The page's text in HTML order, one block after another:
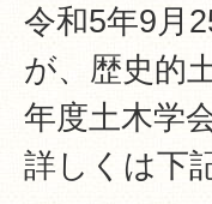
令和5年9月
が、歴史的
年度土木学
詳しくは下